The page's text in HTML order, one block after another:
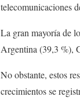
telecomunicaciones
La gran mayoría de
Argentina (39,3 %),
No obstante, estos
crecimientos se